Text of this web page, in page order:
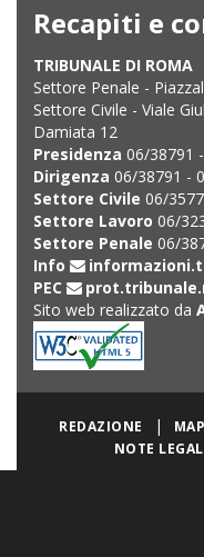
Recapiti e
TRIBUNALE DI ROMA
Settore Penale -
Settore Civile - Viale
Damiata 12
Presidenza 06/38791
Dirigenza 06/38791 -
Settore Civile 06/
Settore Lavoro 06/
Settore Penale 06/
Info
PEC
Sito web realizzato da
REDAZIONE |
NOTE